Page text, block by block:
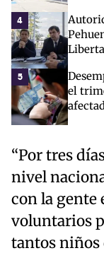
4
5
el
“Por tres
nivel
con la gente
voluntarios
tantos niños